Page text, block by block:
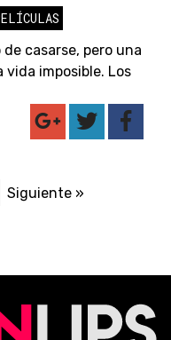
casarse, pero una
imposible. Los
Siguiente »